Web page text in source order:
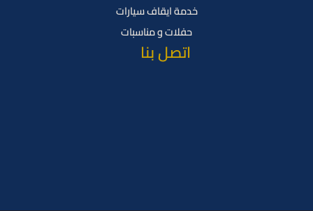
خدمة ايقاف سيارات
حفلات و مناسبات
اتصل بنا